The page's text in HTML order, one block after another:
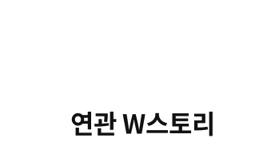
연관 W스토리